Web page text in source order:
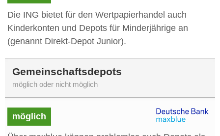
Die ING bietet für den Wertpapierhandel auch
Kinderkonten und Depots für Minderjährige an
(genannt ‎Direkt-Depot Junior).
Gemeinschaftsdepots
möglich oder nicht möglich
möglich